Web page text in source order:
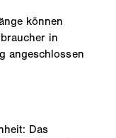
können
in
angeschlossen
Das